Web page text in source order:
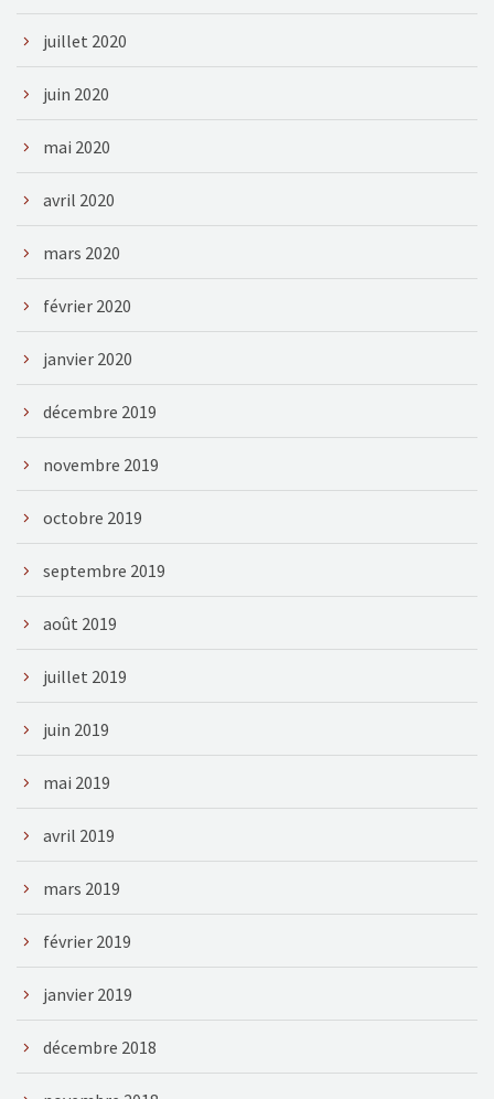
juillet 2020
juin 2020
mai 2020
avril 2020
mars 2020
février 2020
janvier 2020
décembre 2019
novembre 2019
octobre 2019
septembre 2019
août 2019
juillet 2019
juin 2019
mai 2019
avril 2019
mars 2019
février 2019
janvier 2019
décembre 2018